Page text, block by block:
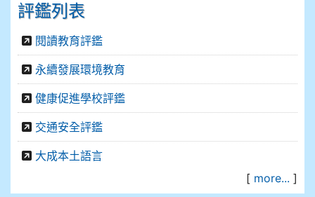
評鑑列表
閱讀教育評鑑
永續發展環境教育
健康促進學校評鑑
交通安全評鑑
大成本土語言
[ more... ]